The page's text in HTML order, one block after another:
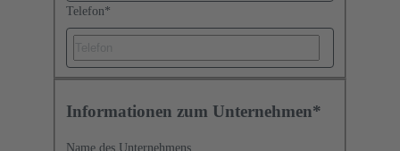
Telefon*
Informationen zum Unternehmen*
Name des Unternehmens